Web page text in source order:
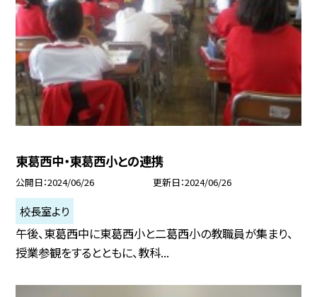
東葛西中・東葛西小との連携
公開日 2024/06/26 更新日 2024/06/26
校長室より
午後、東葛西中に東葛西小と二葛西小の教職員が集まり、
授業参観をするとともに、教科...